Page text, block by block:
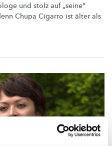
und stolz auf „seine“
Chupa Cigarro ist älter als